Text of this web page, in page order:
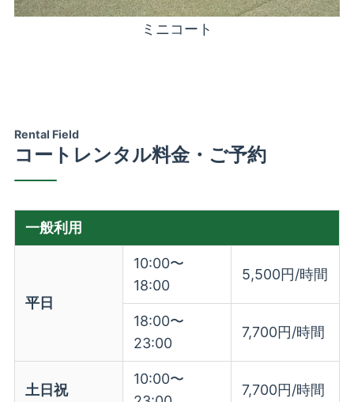
ミニコート
Rental Field
コートレンタル料金・ご予約
一般利用
平日
10:00〜
18:00
5,500円/時間
18:00〜
23:00
7,700円/時間
土日祝
10:00〜
7,700円/時間